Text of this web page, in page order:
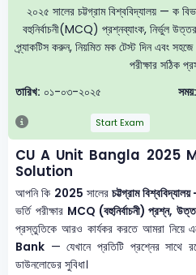
২০২৫ সালের চট্টগ্রাম বিশ্ববিদ্যালয় —
বহুনির্বাচনী(MCQ) প্রশ্নব্যাংক, নির্ভুল
প্র্যাকটিস করুন, নিয়মিত মক টেস্ট দিন এবং
পরীক্ষার সঠিক
তারিখ: ০১-০৩-২০২৫ সময়:
Start Exam
CU A Unit Bangla 2025
Solution
আপনি কি 2025 সালেরচট্টগ্রাম
ভর্তি পরীক্ষার MCQ (বহুনির্বাচনী) প্রশ্ন,
প্রস্তুতিকে আরও কার্যকর করতে আমরা নিয়ে
Bank — যেখানে প্রতিটি প্রশ্নের সাথে
ডাউনলোডের সুবিধা।